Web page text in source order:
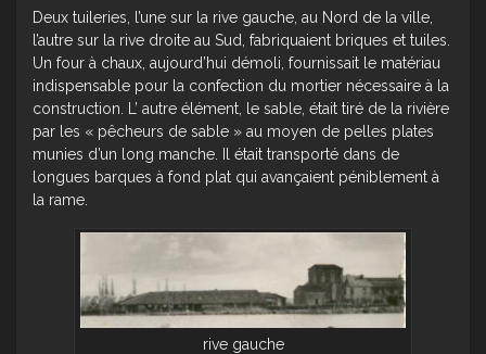
Deux tuileries, l’une sur la rive gauche, au Nord de la ville,
l’autre sur la rive droite au Sud, fabriquaient briques et tuiles.
Un four à chaux, aujourd’hui démoli, fournissait le matériau
indispensable pour la confection du mortier nécessaire à la
construction. L’ autre élément, le sable, était tiré de la rivière
par les « pêcheurs de sable » au moyen de pelles plates
munies d’un long manche. Il était transporté dans de
longues barques à fond plat qui avançaient péniblement à
la rame.
rive gauche